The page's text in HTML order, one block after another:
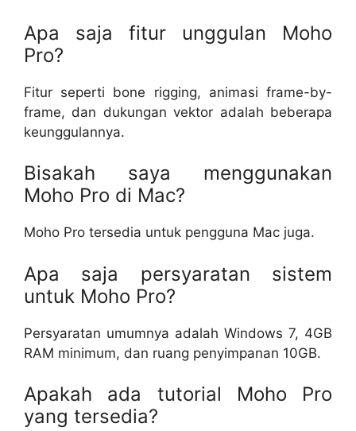
Apa saja fitur unggulan Moho
Pro?
Fitur seperti bone rigging, animasi frame-by-
frame, dan dukungan vektor adalah beberapa
keunggulannya.
Bisakah saya menggunakan
Moho Pro di Mac?
Moho Pro tersedia untuk pengguna Mac juga.
Apa saja persyaratan sistem
untuk Moho Pro?
Persyaratan umumnya adalah Windows 7, 4GB
RAM minimum, dan ruang penyimpanan 10GB.
Apakah ada tutorial Moho Pro
yang tersedia?